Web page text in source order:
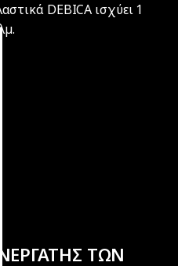
DEBICA ισχύει 1
ΤΩΝ